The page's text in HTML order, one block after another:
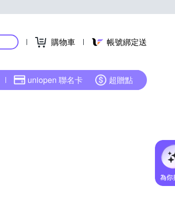
購物車 帳號綁定送
uniopen 聯名卡 超贈點